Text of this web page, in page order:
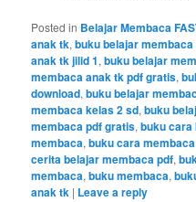
Posted in Belajar Membaca
anak tk,buku belajar
anak tk jilid 1,buku belajar
membaca anak tk pdf gratis,
download,buku belajar
membaca kelas 2 sd,buku
membaca pdf gratis,buku cara
membaca,buku cara
cerita belajar membaca pdf,
membaca,buku membaca,
anak tk | Leave a reply